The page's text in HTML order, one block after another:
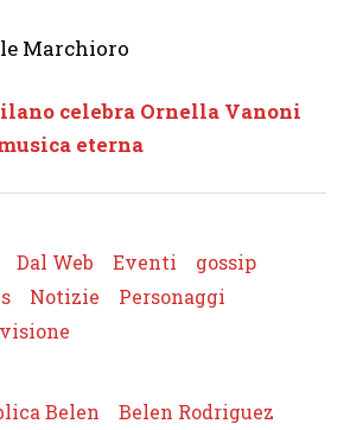
Marchioro
celebra Ornella Vanoni
eterna
Dal Web Eventi
gossip
Notizie
Personaggi
Belen
Belen Rodriguez